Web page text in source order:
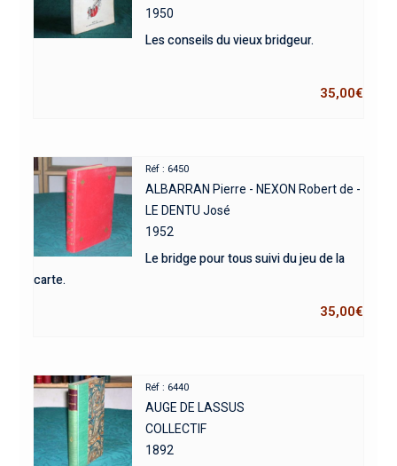
1950
Les conseils du vieux bridgeur.
35,00€
Réf : 6450
ALBARRAN Pierre - NEXON Robert de -
LE DENTU José
1952
Le bridge pour tous suivi du jeu de la
carte.
35,00€
Réf : 6440
AUGE DE LASSUS
COLLECTIF
1892